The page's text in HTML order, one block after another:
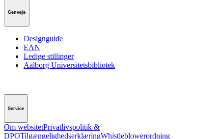
Genveje
Designguide
EAN
Ledige stillinger
Aalborg Universitetsbibliotek
Service
Om websitetPrivatlivspolitik &
DPOTilgængelighedserklæringWhistleblowerordning